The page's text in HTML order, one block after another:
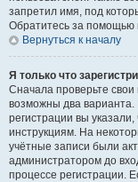
запретил имя, под
Обратитесь за помощью
Вернуться к началу
Я только что
Сначала проверьте
возможны два варианта.
регистрации вы
инструкциям. На
учётные записи были
администратором до
процессе регистрации.